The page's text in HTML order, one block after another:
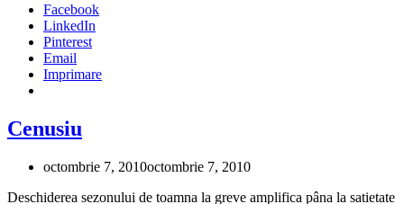
Facebook
LinkedIn
Pinterest
Email
Imprimare
Cenusiu
octombrie 7, 2010octombrie 7, 2010
Deschiderea sezonului de toamna la greve amplifica pâna la satietate